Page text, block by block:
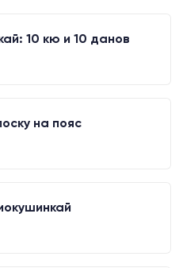
10 кю и 10 данов
на пояс